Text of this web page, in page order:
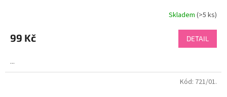
Skladem (>5 ks)
99 Kč DETAIL
...
Kód: 721/01.